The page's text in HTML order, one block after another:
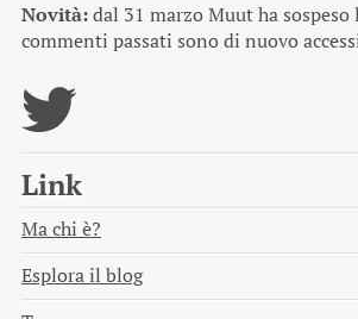
Novità:dal 31 marzo Muut ha sospeso
commenti passati sono di nuovo
Link
Ma chi è?
Esplora il blog